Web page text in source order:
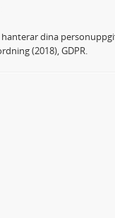
dina
(2018), GDPR.